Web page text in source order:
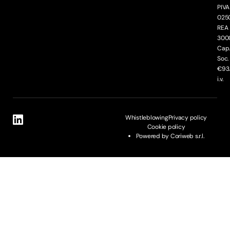
PIVA
REA
Cap.
Soc.
i.v.
WhistleblowingPrivacy policy
Cookie policy
Powered by Coriweb s.r.l.